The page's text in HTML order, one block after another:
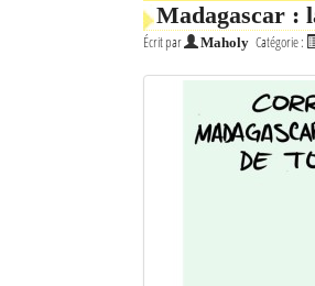
Madagascar :
Écrit par Maholy Catégorie :